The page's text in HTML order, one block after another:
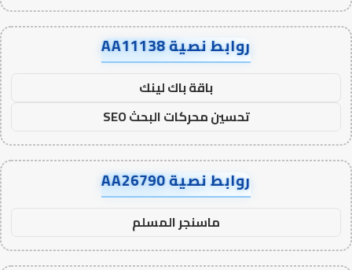
روابط نصية AA11138
باقة باك لينك
تحسين محركات البحث SEO
روابط نصية AA26790
ماسنجر المسلم